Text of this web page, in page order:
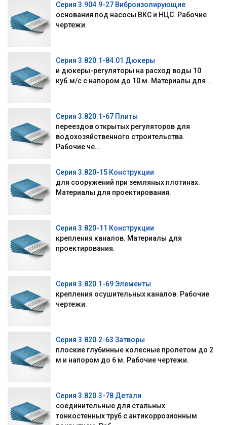
Серия 3.904.9-27 Виброизолирующие
основания под насосы ВКС и НЦС. Рабочие
чертежи.
Серия 3.820.1-84.01 Дюкеры
и дюкеры-регуляторы на расход воды 10
куб.м/с с напором до 10 м. Материалы для ...
Серия 3.820.1-67 Плиты
переездов открытых регуляторов для
водохозяйственного строительства.
Рабочие че...
Серия 3.820-15 Конструкции
для сооружений при земляных плотинах.
Материалы для проектирования.
Серия 3.820-11 Конструкции
крепления каналов. Материалы для
проектирования.
Серия 3.820.1-69 Элементы
крепления осушительных каналов. Рабочие
чертежи.
Серия 3.820.2-63 Затворы
плоские глубинные колесные пролетом до 2
м и напором до 6 м. Рабочие чертежи.
Серия 3.820.3-78 Детали
соединительные для стальных
тонкостенных труб с антикоррозионным